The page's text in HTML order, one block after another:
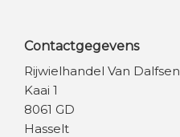
Contactgegevens
Rijwielhandel Van Dalfsen
Kaai 1
8061 GD
Hasselt